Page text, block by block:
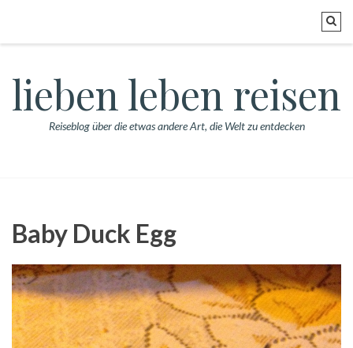
lieben leben reisen
Reiseblog über die etwas andere Art, die Welt zu entdecken
Baby Duck Egg